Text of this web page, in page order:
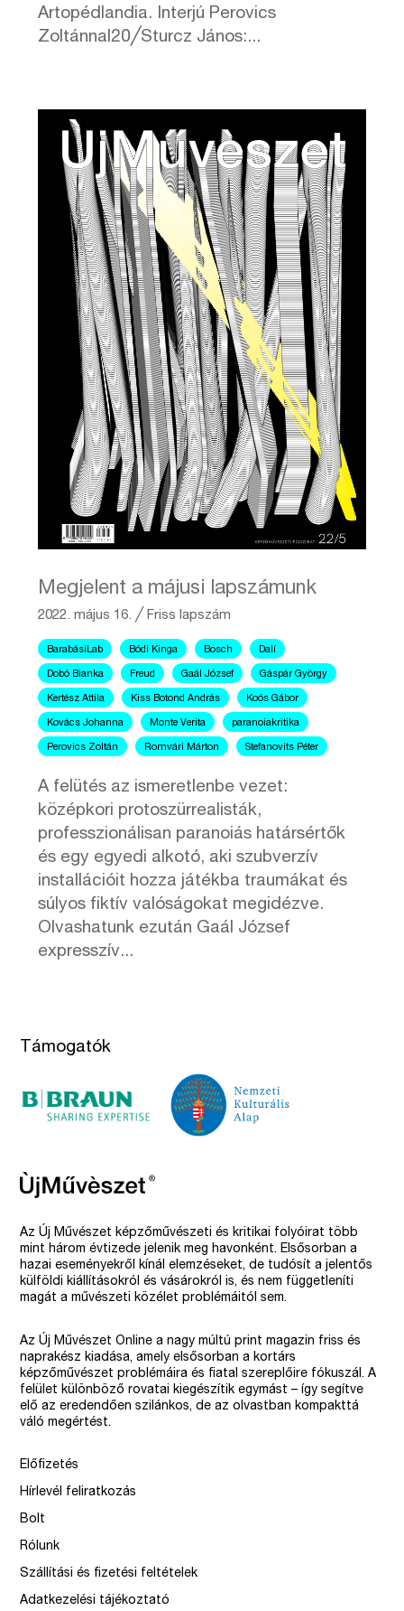
Artopédlandia. Interjú Perovics
Zoltánnal20╱Sturcz János:...
Megjelent a májusi lapszámunk
2022. május 16. ╱Friss lapszám
BarabásiLab Bódi Kinga Bosch Dalí
Dobó Bianka Freud Gaál József Gáspár György
Kertész Attila Kiss Botond András Koós Gábor
Kovács Johanna Monte Verita paranoiakritika
Perovics Zoltán Romvári Márton Stefanovits Péter
A felütés az ismeretlenbe vezet:
középkori protoszürrealisták,
professzionálisan paranoiás határsértők
és egy egyedi alkotó, aki szubverzív
installációit hozza játékba traumákat és
súlyos fiktív valóságokat megidézve.
Olvashatunk ezután Gaál József
expresszív...
Támogatók
Az Új Művészet képzőművészeti és kritikai folyóirat több
mint három évtizede jelenik meg havonként. Elsősorban a
hazai eseményekről kínál elemzéseket, de tudósít a jelentős
külföldi kiállításokról és vásárokról is, és nem függetleníti
magát a művészeti közélet problémáitól sem.
Az Új Művészet Online a nagy múltú print magazin friss és
naprakész kiadása, amely elsősorban a kortárs
képzőművészet problémáira és fiatal szereplőire fókuszál. A
felület különböző rovatai kiegészítik egymást – így segítve
elő az eredendően szilánkos, de az olvastban kompakttá
váló megértést.
Előfizetés
Hírlevél feliratkozás
Bolt
Rólunk
Szállítási és fizetési feltételek
Adatkezelési tájékoztató